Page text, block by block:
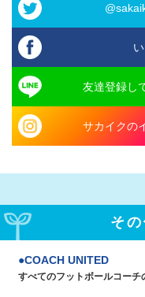
友達登録し
サカイクの
そ
COACH UNITED
すべてのフットボールコーチ